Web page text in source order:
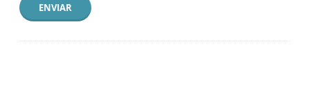
ENVIAR